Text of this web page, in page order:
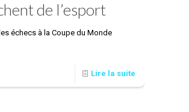
de l’esport
échecs à la Coupe du Monde
Lire la suite